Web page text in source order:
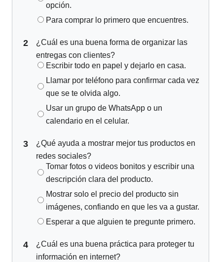
opción.
Para comprar lo primero que encuentres.
2
¿Cuál es una buena forma de organizar las
entregas con clientes?
Escribir todo en papel y dejarlo en casa.
Llamar por teléfono para confirmar cada vez
que se te olvida algo.
Usar un grupo de WhatsApp o un
calendario en el celular.
3
¿Qué ayuda a mostrar mejor tus productos en
redes sociales?
Tomar fotos o videos bonitos y escribir una
descripción clara del producto.
Mostrar solo el precio del producto sin
imágenes, confiando en que les va a gustar.
Esperar a que alguien te pregunte primero.
4
¿Cuál es una buena práctica para proteger tu
información en internet?